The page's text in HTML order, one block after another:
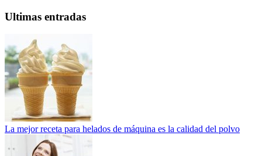
Ultimas entradas
La mejor receta para helados de máquina es la calidad del polvo